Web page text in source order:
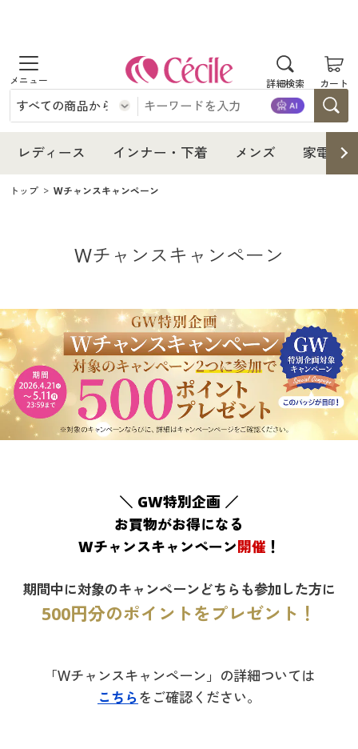
詳細検索 カート
商品を探す
レディース
レディース通販すべて
レディースファッション
インナー・下着
インナー・下着通販すべて
ジュニア・ティーンズ下着
メンズ
メンズ下着
家電
キッチン・雑貨・日用品
寝具・インテリア・家具通販すべて
家具・収納
寝具・ベッド
美容・健康
美容・健康通販すべて
美容・健康・サプリメント
制服・スクール
制服・スクールすべて
ジュニア・ティーンズ下着
大きいサイズ
大きいサイズ レディース服
大きいサイズ レディース下着
大きいサイズ メンズ
シークレットセール
商品カテゴリ一覧
カタログ
デジタルカタログ
レディース インナー・下着 メンズ 家電・
レディース
レディース通販すべて
レディースファッション
女性下着
インナー・下着
女性下着
メンズ
メンズ通販すべて
家電・雑貨
キッチン・雑貨・日用品
家具・収納
寝具・ベッド
カーテン・ラグ・ファブリック
美容・健康通販すべて
美容・健康・サプリメント
制服・スクール
制服・スクールすべて
制服・学生服
大きいサイズ
大きいサイズ通販すべて
大きいサイズ レディース下着
大きいサイズ メンズ
大きいサイズ 事務・制服
バーゲン
シークレットセール
商品カテゴリ一覧
デジタルカタログ
カタログ無料プレゼント
トップ Wチャンスキャンペーン
Wチャンスキャンペーン
＼ GW特別企画 ／
お買物がお得になる
Wチャンスキャンペーン開催 ！
期間中に対象のキャンペーンどちらも参加した方に
500円分のポイントをプレゼント！
「Wチャンスキャンペーン」の詳細ついては
こちらをご確認ください。